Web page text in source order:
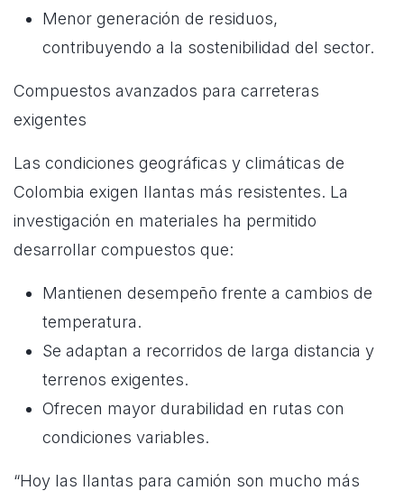
Menor generación de residuos,
contribuyendo a la sostenibilidad del sector.
Compuestos avanzados para carreteras
exigentes
Las condiciones geográficas y climáticas de
Colombia exigen llantas más resistentes. La
investigación en materiales ha permitido
desarrollar compuestos que:
Mantienen desempeño frente a cambios de
temperatura.
Se adaptan a recorridos de larga distancia y
terrenos exigentes.
Ofrecen mayor durabilidad en rutas con
condiciones variables.
“Hoy las llantas para camión son mucho más